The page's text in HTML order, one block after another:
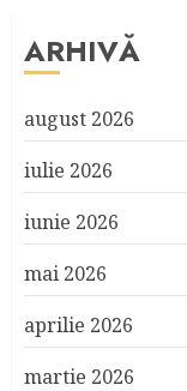
ARHIVĂ
august 2026
iulie 2026
iunie 2026
mai 2026
aprilie 2026
martie 2026